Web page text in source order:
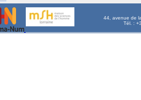
44, avenue de
Tél. :